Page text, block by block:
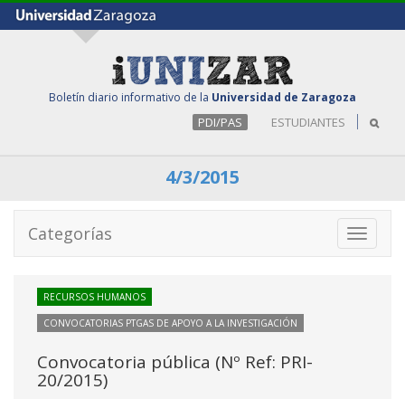
Boletín diario informativo de la Universidad de Zaragoza
PDI/PAS ESTUDIANTES
4/3/2015
Toggle
Categorías
RECURSOS HUMANOS
CONVOCATORIAS PTGAS DE APOYO A LA INVESTIGACIÓN
Convocatoria pública (Nº Ref: PRI-
20/2015)